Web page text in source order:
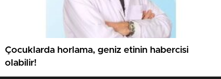
Çocuklarda horlama, geniz etinin habercisi
olabilir!